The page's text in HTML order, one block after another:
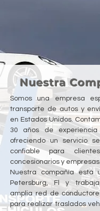
Nuestra
Somos una empresa
transporte de autos y
en Estados Unidos.
30 años de
ofreciendo un servicio
confiable para
concesionarios y empresas.
Nuestra compañía está
Petersburg, Fl y
amplia red de
para realizar traslados